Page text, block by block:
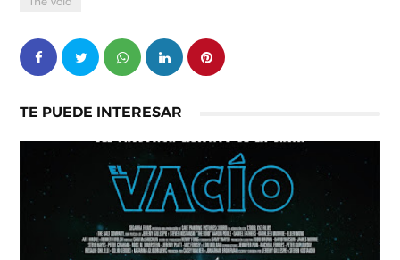
TE PUEDE INTERESAR